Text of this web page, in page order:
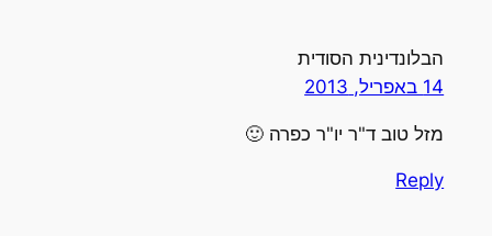
הבלונדינית הסודית
14 באפריל, 2013
מזל טוב ד"ר יו"ר כפרה 🙂
Reply